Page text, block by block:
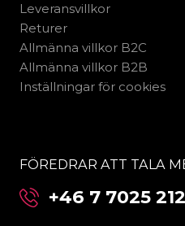
Leveransvillkor
Returer
Allmänna villkor B2C
Allmänna villkor B2B
Inställningar för cookies
FÖREDRAR ATT TALA
+46 7 7025